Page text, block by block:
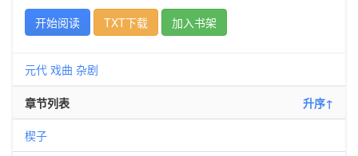
开始阅读
TXT下载 加入书架
元代 戏曲 杂剧
章节列表 升序↑
楔子